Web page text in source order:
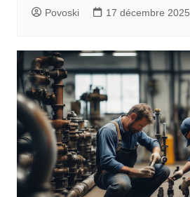
Povoski 17 décembre 2025